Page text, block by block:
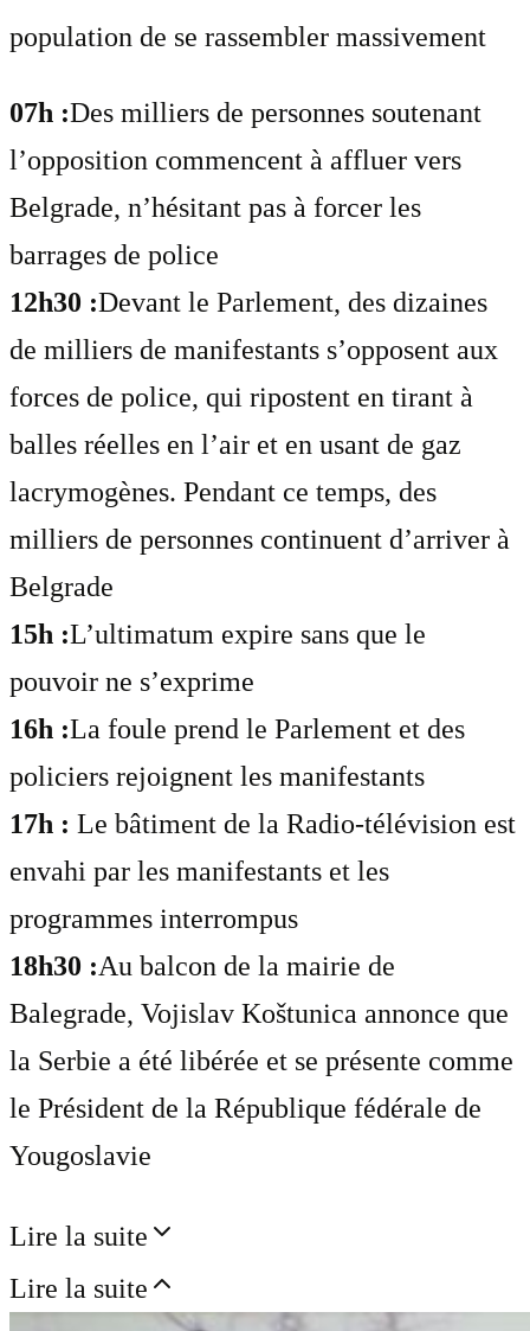
population de se rassembler massivement
07h :Des milliers de personnes soutenant
l’opposition commencent à affluer vers
Belgrade, n’hésitant pas à forcer les
barrages de police
12h30 :Devant le Parlement, des dizaines
de milliers de manifestants s’opposent aux
forces de police, qui ripostent en tirant à
balles réelles en l’air et en usant de gaz
lacrymogènes. Pendant ce temps, des
milliers de personnes continuent d’arriver à
Belgrade
15h :L’ultimatum expire sans que le
pouvoir ne s’exprime
16h :La foule prend le Parlement et des
policiers rejoignent les manifestants
17h : Le bâtiment de la Radio-télévision est
envahi par les manifestants et les
programmes interrompus
18h30 :Au balcon de la mairie de
Balegrade, Vojislav Koštunica annonce que
la Serbie a été libérée et se présente comme
le Président de la République fédérale de
Yougoslavie
Lire la suite
Lire la suite